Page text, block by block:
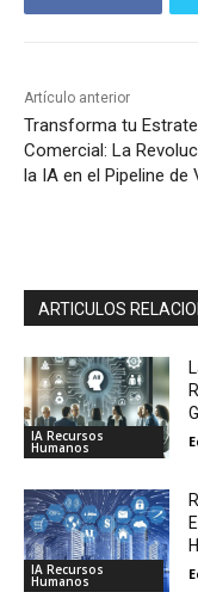
Artículo anterior
Transforma tu
Comercial: La
la IA en el Pipeline de
ARTICULOS
IA Recursos
Humanos
IA Recursos
Humanos